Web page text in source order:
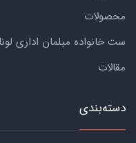
محصولات
ست خانواده مبلمان اداری لونا
مقالات
دسته‌بندی